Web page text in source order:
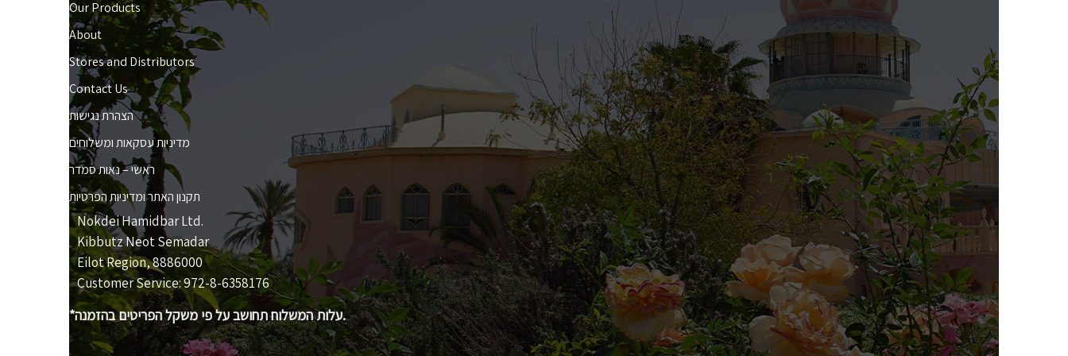
Our Products
About
Stores and Distributors
Contact Us
הצהרת נגישות
מדיניות עסקאות ומשלוחים
ראשי – נאות סמדר
תקנון האתר ומדיניות הפרטיות
Nokdei Hamidbar Ltd.
Kibbutz Neot Semadar
Eilot Region, 8886000
Customer Service: 972-8-6358176
*עלות המשלוח תחושב על פי משקל הפריטים בהזמנה.